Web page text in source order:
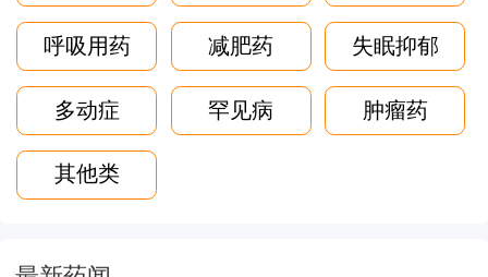
呼吸用药 减肥药 失眠抑郁
多动症 罕见病 肿瘤药
其他类